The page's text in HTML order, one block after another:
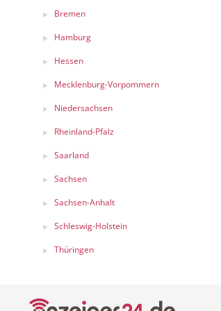
Bremen
Hamburg
Hessen
Mecklenburg-Vorpommern
Niedersachsen
Rheinland-Pfalz
Saarland
Sachsen
Sachsen-Anhalt
Schleswig-Holstein
Thüringen